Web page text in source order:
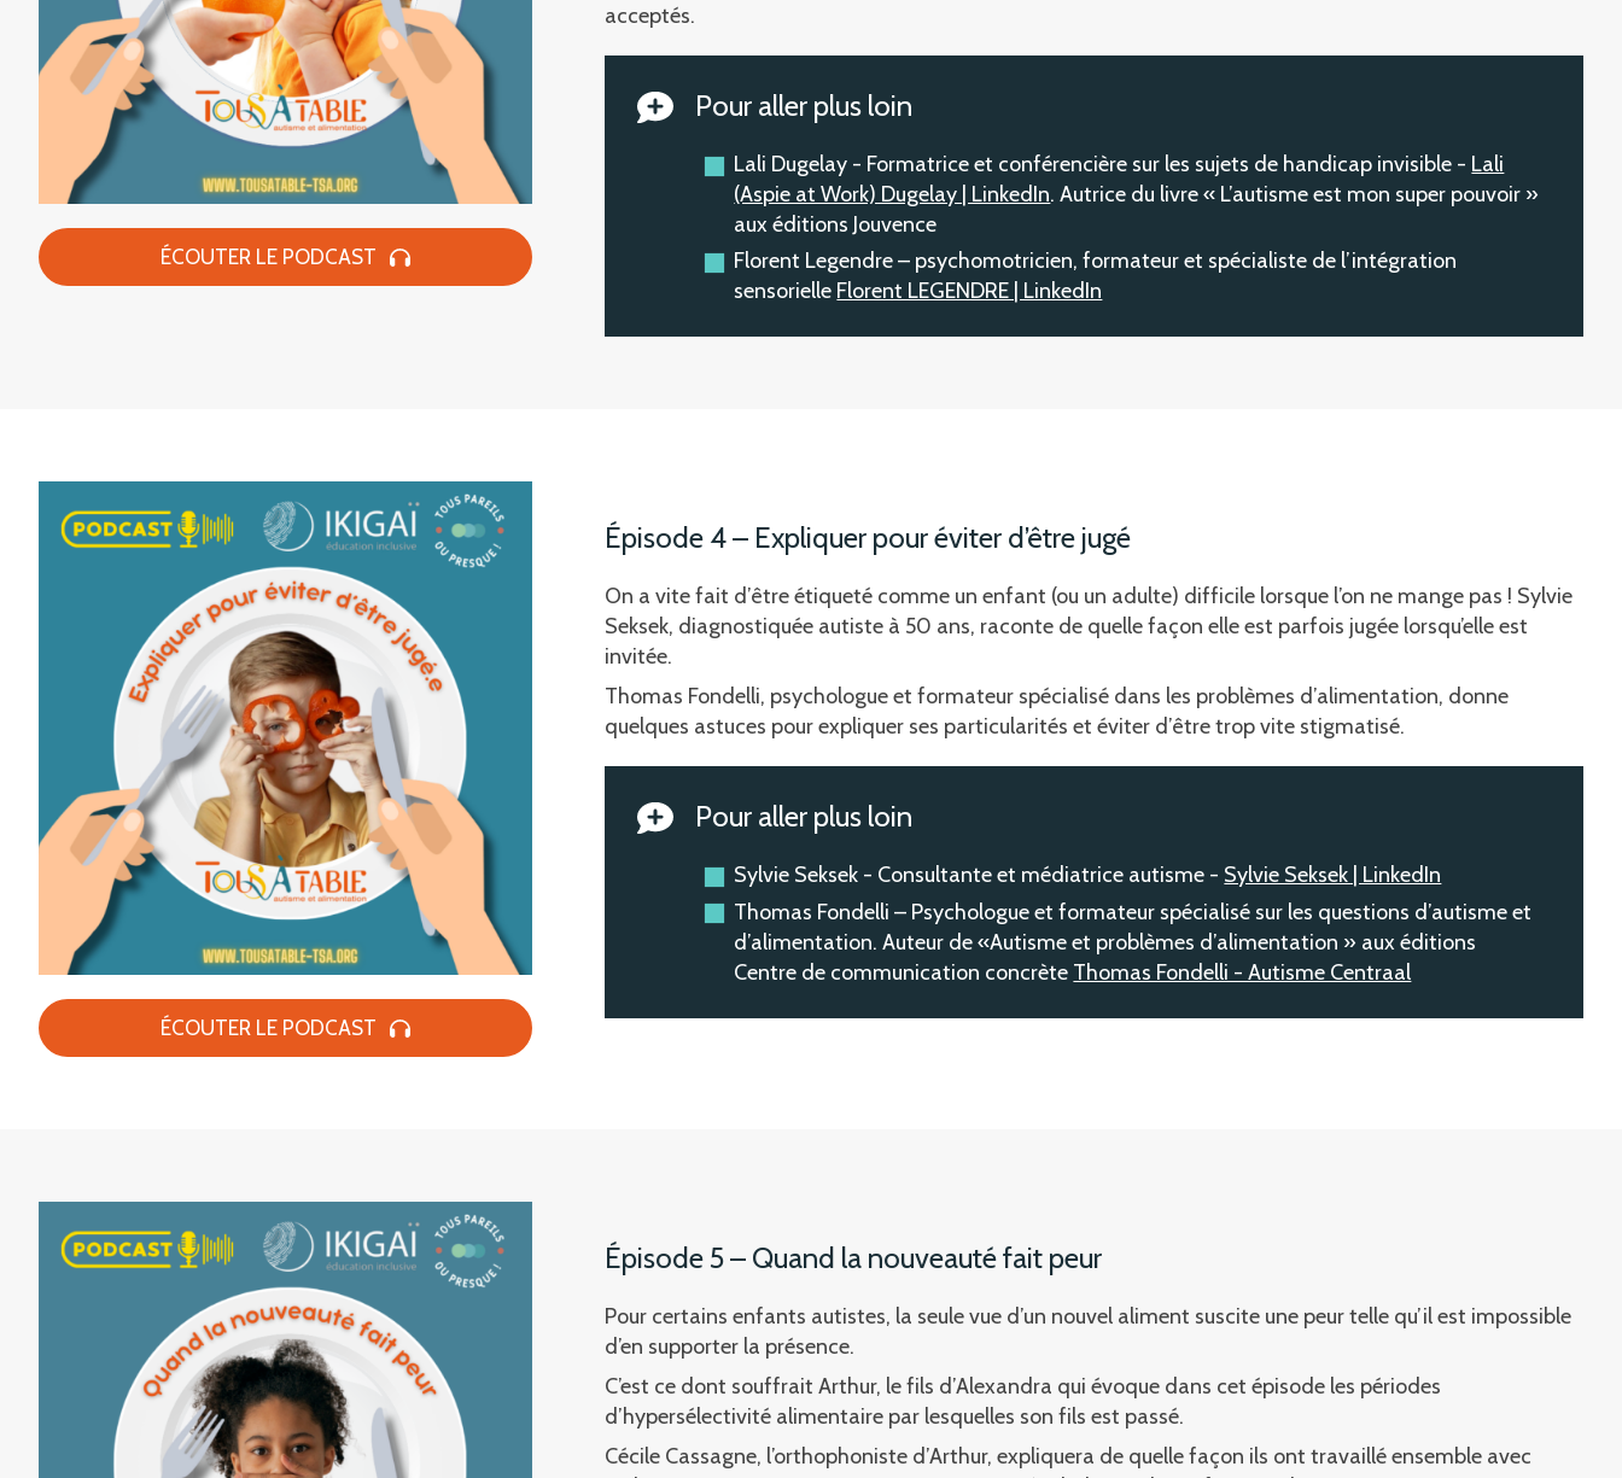
ÉCOUTER LE PODCAST
acceptés.
Pour aller plus loin
Lali Dugelay - Formatrice et conférencière sur les sujets de handicap invisible - Lali
(Aspie at Work) Dugelay | LinkedIn. Autrice du livre « L’autisme est mon super pouvoir »
aux éditions Jouvence
Florent Legendre – psychomotricien, formateur et spécialiste de l’intégration
sensorielle Florent LEGENDRE | LinkedIn
ÉCOUTER LE PODCAST
Épisode 4 – Expliquer pour éviter d’être jugé
On a vite fait d’être étiqueté comme un enfant (ou un adulte) difficile lorsque l’on ne mange pas ! Sylvie
Seksek, diagnostiquée autiste à 50 ans, raconte de quelle façon elle est parfois jugée lorsqu’elle est
invitée.
Thomas Fondelli, psychologue et formateur spécialisé dans les problèmes d’alimentation, donne
quelques astuces pour expliquer ses particularités et éviter d’être trop vite stigmatisé.
Pour aller plus loin
Sylvie Seksek - Consultante et médiatrice autisme - Sylvie Seksek | LinkedIn
Thomas Fondelli – Psychologue et formateur spécialisé sur les questions d’autisme et
d’alimentation. Auteur de «Autisme et problèmes d’alimentation » aux éditions
Centre de communication concrète Thomas Fondelli - Autisme Centraal
Épisode 5 – Quand la nouveauté fait peur
Pour certains enfants autistes, la seule vue d’un nouvel aliment suscite une peur telle qu’il est impossible
d’en supporter la présence.
C’est ce dont souffrait Arthur, le fils d’Alexandra qui évoque dans cet épisode les périodes
d’hypersélectivité alimentaire par lesquelles son fils est passé.
Cécile Cassagne, l’orthophoniste d’Arthur, expliquera de quelle façon ils ont travaillé ensemble avec